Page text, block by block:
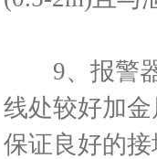
9、报警器
线处较好加
保证良好的